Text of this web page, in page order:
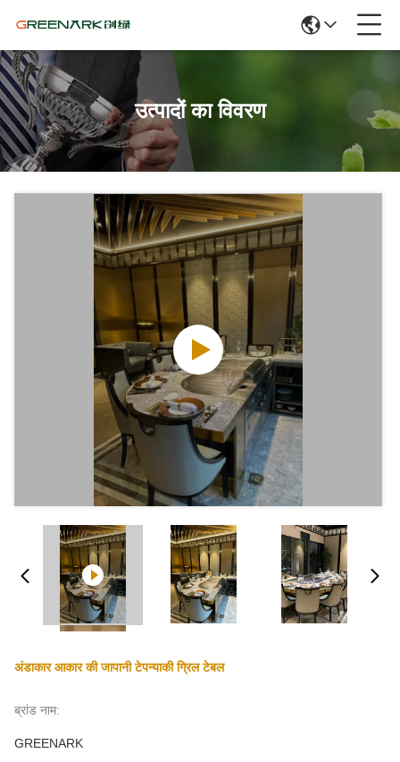
उत्पादों का विवरण
अंडाकार आकार की जापानी टेपन्याकी ग्रिल टेबल
ब्रांड नाम:
GREENARK